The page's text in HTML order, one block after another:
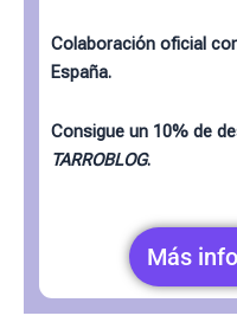
Colaboración oficial
España.
Consigue un 10% de
TARROBLOG.
Más